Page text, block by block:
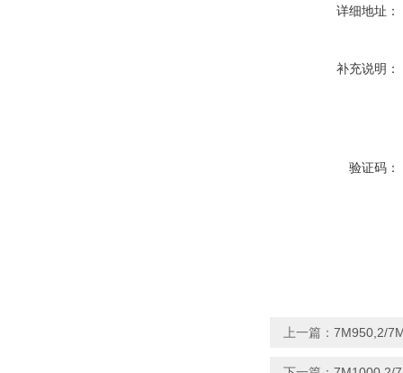
详细地址：
补充说明：
验证码：
上一篇： 7M950,2/